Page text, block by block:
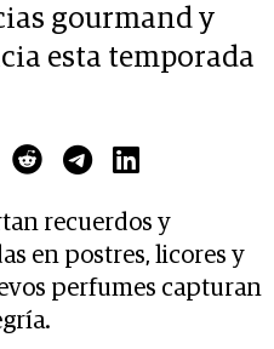
gourmand y
esta temporada
recuerdos y
en postres, licores y
perfumes capturan